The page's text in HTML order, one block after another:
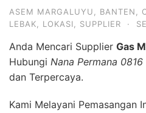
ASEM MARGALUYU BANTEN
LEBAK
LOKASI SUPPLIER ·
Anda Mencari Supplier Gas
Hubungi Nana Permana
dan Terpercaya.
Kami Melayani Pemasangan